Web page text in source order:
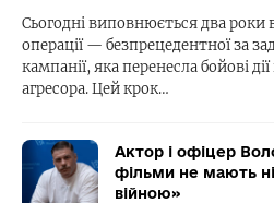
Сьогодні виповнюється два роки
операції — безпрецедентної за
кампанії, яка перенесла бойові
агресора. Цей крок…
Актор і офіцер
фільми не мають
війною»